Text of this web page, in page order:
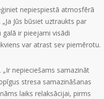
nepiespiestā atmosfērā
Jūs būsiet uztraukts par
galā ir pieejami visādi
var atrast sev piemērotu.
nepieciešams samazināt
stresa samazināšanas
laiks relaksācijai, pirms